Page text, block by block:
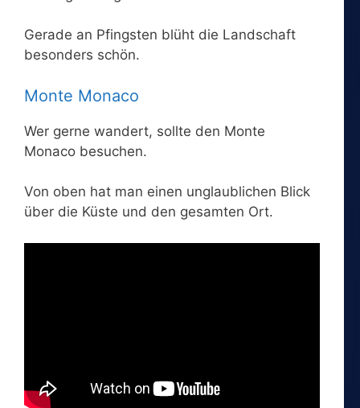
Gerade an Pfingsten blüht die Landschaft
besonders schön.
Monte Monaco
Wer gerne wandert, sollte den Monte
Monaco besuchen.
Von oben hat man einen unglaublichen Blick
über die Küste und den gesamten Ort.